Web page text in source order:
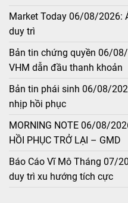
Market Today 06/08/2026:
duy trì
Bản tin chứng quyền 06/
VHM dẫn đầu thanh khoản
Bản tin phái sinh 06/08/
nhịp hồi phục
MORNING NOTE 06/08/
HỒI PHỤC TRỞ LẠI – GMD
Báo Cáo Vĩ Mô Tháng 07/
duy trì xu hướng tích cực